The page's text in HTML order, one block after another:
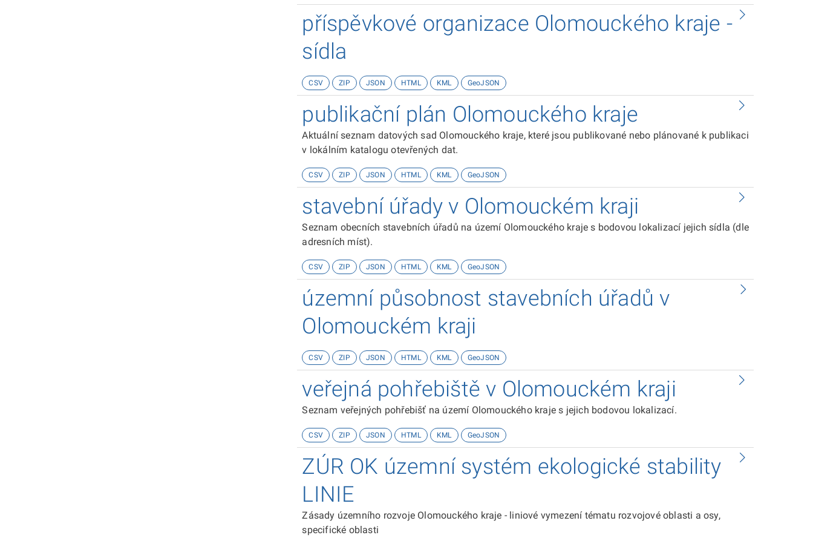
příspěvkové organizace Olomouckého kraje -
sídla
CSV ZIP JSON HTML KML GeoJSON
publikační plán Olomouckého kraje
Aktuální seznam datových sad Olomouckého kraje, které jsou publikované nebo plánované k publikaci
v lokálním katalogu otevřených dat.
CSV ZIP JSON HTML KML GeoJSON
stavební úřady v Olomouckém kraji
Seznam obecních stavebních úřadů na území Olomouckého kraje s bodovou lokalizací jejich sídla (dle
adresních míst).
CSV ZIP JSON HTML KML GeoJSON
územní působnost stavebních úřadů v
Olomouckém kraji
CSV ZIP JSON HTML KML GeoJSON
veřejná pohřebiště v Olomouckém kraji
Seznam veřejných pohřebišť na území Olomouckého kraje s jejich bodovou lokalizací.
CSV ZIP JSON HTML KML GeoJSON
ZÚR OK územní systém ekologické stability
LINIE
Zásady územního rozvoje Olomouckého kraje - liniové vymezení tématu rozvojové oblasti a osy,
specifické oblasti